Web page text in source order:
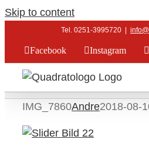
Skip to content
Tel. 0251-3995720
Facebook Instagram
IMG_7860Andre2018-08-